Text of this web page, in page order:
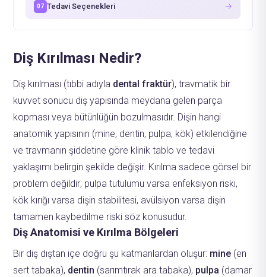
07 Tedavi Seçenekleri →
Diş Kırılması Nedir?
Diş kırılması (tıbbi adıyla dental fraktür), travmatik bir
kuvvet sonucu diş yapısında meydana gelen parça
kopması veya bütünlüğün bozulmasıdır. Dişin hangi
anatomik yapısının (mine, dentin, pulpa, kök) etkilendiğine
ve travmanın şiddetine göre klinik tablo ve tedavi
yaklaşımı belirgin şekilde değişir. Kırılma sadece görsel bir
problem değildir; pulpa tutulumu varsa enfeksiyon riski,
kök kırığı varsa dişin stabilitesi, avülsiyon varsa dişin
tamamen kaybedilme riski söz konusudur.
Diş Anatomisi ve Kırılma Bölgeleri
Bir diş dıştan içe doğru şu katmanlardan oluşur: mine (en
sert tabaka), dentin (sarımtırak ara tabaka), pulpa (damar